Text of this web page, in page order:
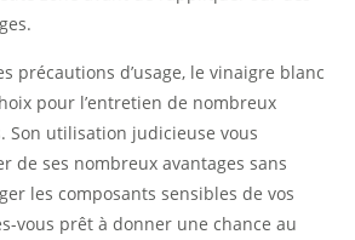
précautions d’usage, le vinaigre blanc
pour l’entretien de nombreux
Son utilisation judicieuse vous
de ses nombreux avantages sans
les composants sensibles de vos
vous prêt à donner une chance au